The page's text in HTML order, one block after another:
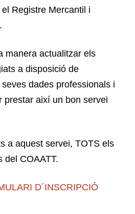
Registre Mercantil i
manera actualitzar els
a disposició de
seves dades professionals i
prestar així un bon servei
a aquest servei, TOTS els
del COAATT.
D´INSCRIPCIÓ